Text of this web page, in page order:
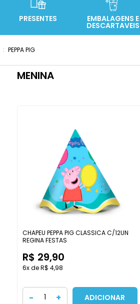
PRESENTES EMBALAGENS E
DESCARTAVEIS
PEPPA PIG
MENINA
CHAPEU PEPPA PIG CLASSICA C/12UN
REGINA FESTAS
R$ 29,90
6x de R$ 4,98
- + ADICIONAR